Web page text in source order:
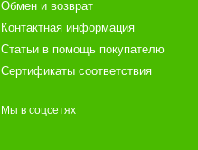
Обмен и возврат
Контактная информация
Статьи в помощь покупателю
Сертификаты соответствия
Мы в соцсетях